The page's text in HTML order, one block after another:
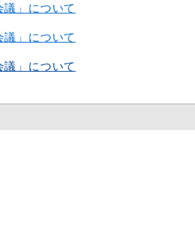
」について
」について
」について